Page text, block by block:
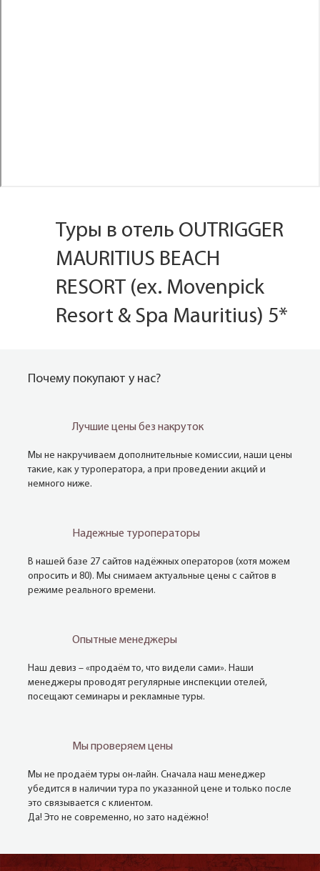
Туры в отель OUTRIGGER
MAURITIUS BEACH
RESORT (ex. Movenpick
Resort & Spa Mauritius) 5*
Почему покупают у нас?
Лучшие цены без накруток
Мы не накручиваем дополнительные комиссии, наши цены
такие, как у туроператора, а при проведении акций и
немного ниже.
Надежные туроператоры
В нашей базе 27 сайтов надёжных операторов (хотя можем
опросить и 80). Мы снимаем актуальные цены с сайтов в
режиме реального времени.
Опытные менеджеры
Наш девиз – «продаём то, что видели сами». Наши
менеджеры проводят регулярные инспекции отелей,
посещают семинары и рекламные туры.
Мы проверяем цены
Мы не продаём туры он-лайн. Сначала наш менеджер
убедится в наличии тура по указанной цене и только после
это связывается с клиентом.
Да! Это не современно, но зато надёжно!